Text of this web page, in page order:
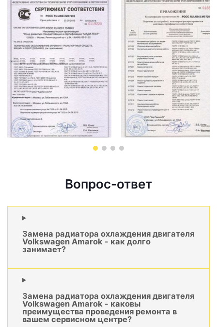
Вопрос-ответ
Замена радиатора охлаждения двигателя
Volkswagen Amarok - как долго
занимает?
Замена радиатора охлаждения двигателя
Volkswagen Amarok - каковы
преимущества проведения ремонта в
вашем сервисном центре?